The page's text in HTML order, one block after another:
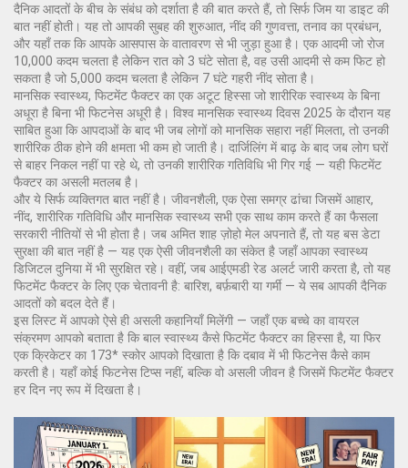
दैनिक आदतों के बीच के संबंध को दर्शाता है की बात करते हैं, तो सिर्फ जिम या डाइट की
बात नहीं होती। यह तो आपकी सुबह की शुरुआत, नींद की गुणवत्ता, तनाव का प्रबंधन,
और यहाँ तक कि आपके आसपास के वातावरण से भी जुड़ा हुआ है। एक आदमी जो रोज
10,000 कदम चलता है लेकिन रात को 3 घंटे सोता है, वह उसी आदमी से कम फिट हो
सकता है जो 5,000 कदम चलता है लेकिन 7 घंटे गहरी नींद सोता है।
मानसिक स्वास्थ्य, फिटमेंट फैक्टर का एक अटूट हिस्सा जो शारीरिक स्वास्थ्य के बिना
अधूरा है बिना भी फिटनेस अधूरी है। विश्व मानसिक स्वास्थ्य दिवस 2025 के दौरान यह
साबित हुआ कि आपदाओं के बाद भी जब लोगों को मानसिक सहारा नहीं मिलता, तो उनकी
शारीरिक ठीक होने की क्षमता भी कम हो जाती है। दार्जिलिंग में बाढ़ के बाद जब लोग घरों
से बाहर निकल नहीं पा रहे थे, तो उनकी शारीरिक गतिविधि भी गिर गई — यही फिटमेंट
फैक्टर का असली मतलब है।
और ये सिर्फ व्यक्तिगत बात नहीं है। जीवनशैली, एक ऐसा समग्र ढांचा जिसमें आहार,
नींद, शारीरिक गतिविधि और मानसिक स्वास्थ्य सभी एक साथ काम करते हैंका फैसला
सरकारी नीतियों से भी होता है। जब अमित शाह ज़ोहो मेल अपनाते हैं, तो यह बस डेटा
सुरक्षा की बात नहीं है — यह एक ऐसी जीवनशैली का संकेत है जहाँ आपका स्वास्थ्य
डिजिटल दुनिया में भी सुरक्षित रहे। वहीं, जब आईएमडी रेड अलर्ट जारी करता है, तो यह
फिटमेंट फैक्टर के लिए एक चेतावनी है: बारिश, बर्फ़बारी या गर्मी — ये सब आपकी दैनिक
आदतों को बदल देते हैं।
इस लिस्ट में आपको ऐसे ही असली कहानियाँ मिलेंगी — जहाँ एक बच्चे का वायरल
संक्रमण आपको बताता है कि बाल स्वास्थ्य कैसे फिटमेंट फैक्टर का हिस्सा है, या फिर
एक क्रिकेटर का 173* स्कोर आपको दिखाता है कि दबाव में भी फिटनेस कैसे काम
करती है। यहाँ कोई फिटनेस टिप्स नहीं, बल्कि वो असली जीवन है जिसमें फिटमेंट फैक्टर
हर दिन नए रूप में दिखता है।